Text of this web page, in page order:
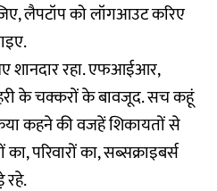
लैपटॉप को लॉगआउट करिए
शानदार रहा. एफआईआर,
के चक्करों के बावजूद. सच कहूं
कहने की वजहें शिकायतों से
परिवारों का, सब्सक्राइबर्स
रहे.